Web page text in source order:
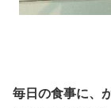
毎日の食事に、